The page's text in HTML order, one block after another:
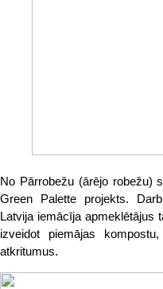
No Pārrobežu (ārējo robežu)
Green Palette projekts.
Latvija iemācīja apmeklētājus
izveidot piemājas
atkritumus.